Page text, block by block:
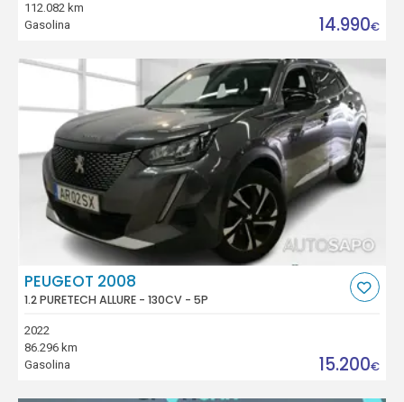
112.082 km
Gasolina
14.990€
PEUGEOT 2008
1.2 PURETECH ALLURE - 130CV - 5P
2022
86.296 km
Gasolina
15.200€